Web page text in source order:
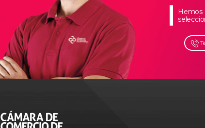
Hemos